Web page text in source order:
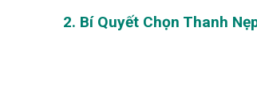
2. Bí Quyết Chọn Thanh